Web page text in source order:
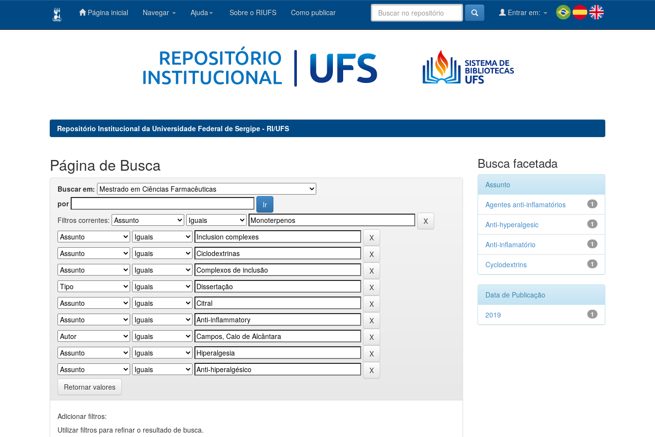
Página inicial Navegar Ajuda Sobre o RIUFS Como publicar Entrar em:
Repositório Institucional da Universidade Federal de Sergipe - RI/UFS
Página de Busca
Buscar em:
por
Filtros correntes:
Retornar valores
Adicionar filtros:
Utilizar filtros para refinar o resultado de busca.
Busca facetada
Assunto
1
Agentes anti-inflamatórios
1
Anti-hyperalgesic
1
Anti-inflamatório
1
Cyclodextrins
Data de Publicação
1
2019